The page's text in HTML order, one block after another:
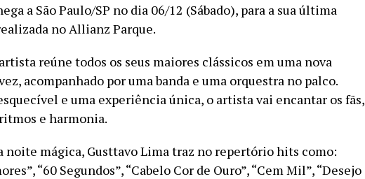
a São Paulo/SP no dia 06/12 (Sábado), para a sua última
no Allianz Parque.
reúne todos os seus maiores clássicos em uma nova
acompanhado por uma banda e uma orquestra no palco.
e uma experiência única, o artista vai encantar os fãs,
e harmonia.
noite mágica, Gusttavo Lima traz no repertório hits como:
“60 Segundos”, “Cabelo Cor de Ouro”, “Cem Mil”, “Desejo